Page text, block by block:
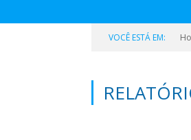
VOCÊ ESTÁ EM: